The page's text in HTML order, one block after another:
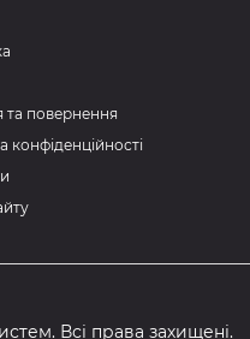
та повернення
конфіденційності
Всі права захищені.